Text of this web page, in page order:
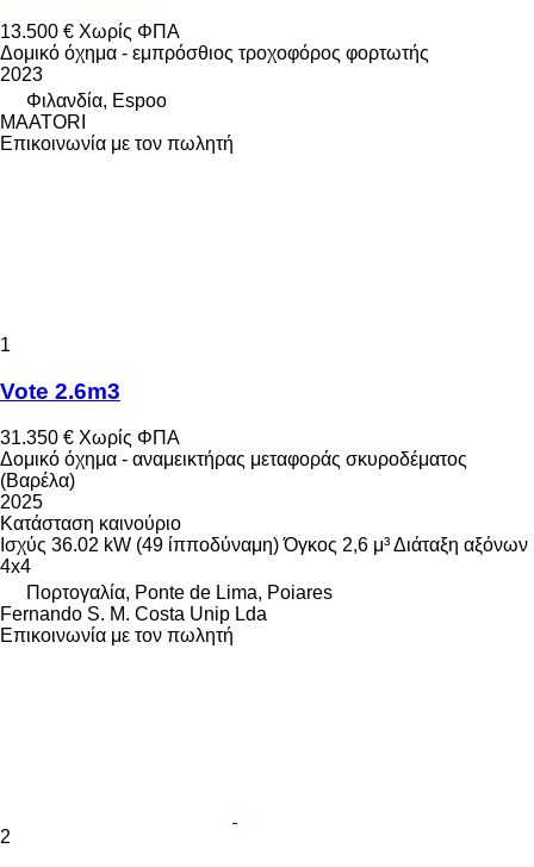
13.500 € Χωρίς ΦΠΑ
Δομικό όχημα - εμπρόσθιος τροχοφόρος φορτωτής
2023
Φιλανδία, Espoo
MAATORI
Επικοινωνία με τον πωλητή
1
Vote 2.6m3
31.350 € Χωρίς ΦΠΑ
Δομικό όχημα - αναμεικτήρας μεταφοράς σκυροδέματος
(Βαρέλα)
2025
Κατάσταση καινούριο
Ισχύς 36.02 kW (49 ίπποδύναμη) Όγκος 2,6 μ³Διάταξη αξόνων
4x4
Πορτογαλία, Ponte de Lima, Poiares
Fernando S. M. Costa Unip Lda
Επικοινωνία με τον πωλητή
2